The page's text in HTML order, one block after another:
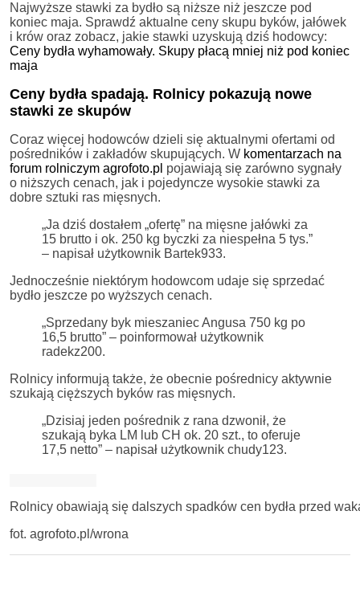
Najwyższe stawki za bydło są niższe niż jeszcze pod
koniec maja. Sprawdź aktualne ceny skupu byków, jałówek
i krów oraz zobacz, jakie stawki uzyskują dziś hodowcy:
Ceny bydła wyhamowały. Skupy płacą mniej niż pod koniec
maja
Ceny bydła spadają. Rolnicy pokazują nowe
stawki ze skupów
Coraz więcej hodowców dzieli się aktualnymi ofertami od
pośredników i zakładów skupujących. W komentarzach na
forum rolniczym agrofoto.pl pojawiają się zarówno sygnały
o niższych cenach, jak i pojedyncze wysokie stawki za
dobre sztuki ras mięsnych.
„Ja dziś dostałem „ofertę” na mięsne jałówki za
15 brutto i ok. 250 kg byczki za niespełna 5 tys.”
– napisał użytkownik Bartek933.
Jednocześnie niektórym hodowcom udaje się sprzedać
bydło jeszcze po wyższych cenach.
„Sprzedany byk mieszaniec Angusa 750 kg po
16,5 brutto” – poinformował użytkownik
radekz200.
Rolnicy informują także, że obecnie pośrednicy aktywnie
szukają cięższych byków ras mięsnych.
„Dzisiaj jeden pośrednik z rana dzwonił, że
szukają byka LM lub CH ok. 20 szt., to oferuje
17,5 netto” – napisał użytkownik chudy123.
Rolnicy obawiają się dalszych spadków cen bydła przed
fot. agrofoto.pl/wrona